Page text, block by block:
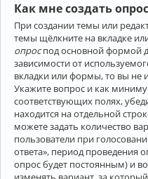
Как мне создать
При создании темы или
темы щёлкните на вкладке
опроспод основной формой
зависимости от
вкладки или формы, то вы не
Укажите вопрос и как
соответствующих полях,
находится на отдельной
можете задать количество
пользователи при
ответа», период проведения
опрос будет постоянным) и